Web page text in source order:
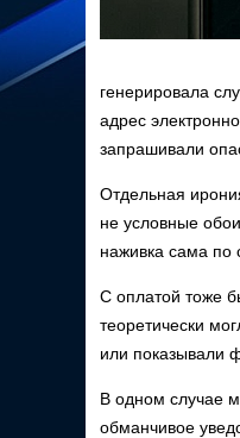
генерировала
адрес
запрашивали
Отдельная
не условные
наживка сама по
С оплатой тоже
теоретически
или показывали
В одном случае
обманчивое